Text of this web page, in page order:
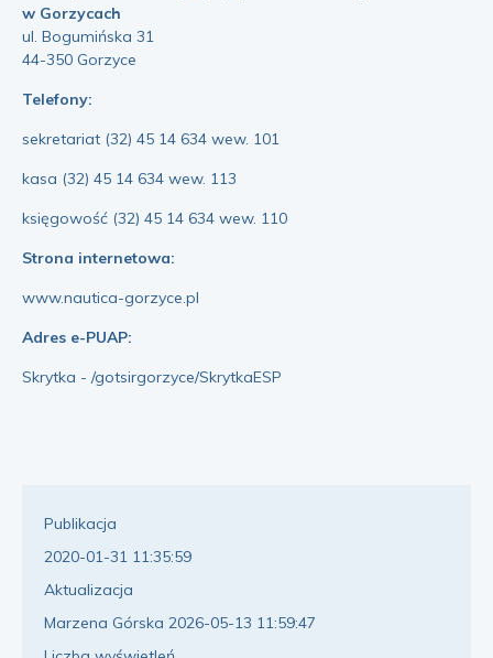
w Gorzycach
ul. Bogumińska 31
44-350 Gorzyce
Telefony:
sekretariat (32) 45 14 634 wew. 101
kasa (32) 45 14 634 wew. 113
księgowość (32) 45 14 634 wew. 110
Strona internetowa:
www.nautica-gorzyce.pl
Adres e-PUAP:
Skrytka - /gotsirgorzyce/SkrytkaESP
Publikacja
2020-01-31 11:35:59
Aktualizacja
Marzena Górska 2026-05-13 11:59:47